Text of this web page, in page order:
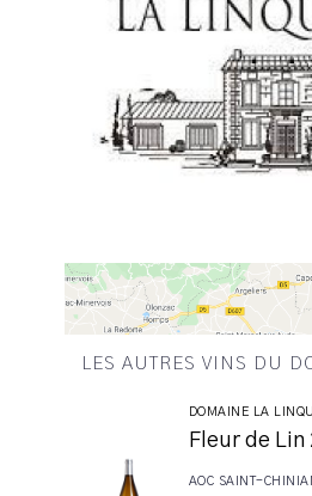
LES AUTRES VINS DU
DOMAINE LA
Fleur de Lin
AOC SAINT-